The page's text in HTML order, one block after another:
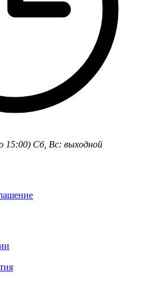
15:00) Сб, Вс: выходной